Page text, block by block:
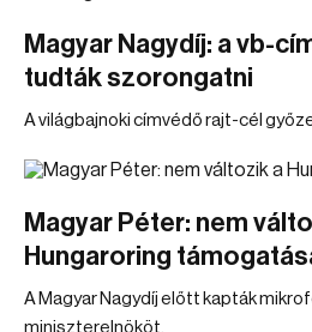
Magyar Nagydíj: a vb-
tudták szorongatni
A világbajnoki címvédő rajt-cél
Magyar Péter: nem
Hungaroring
A Magyar Nagydíj előtt kapták
miniszterelnököt.